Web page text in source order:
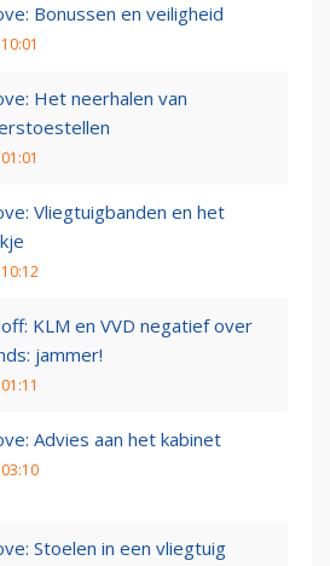
Bonussen en veiligheid
Het neerhalen van
Vliegtuigbanden en het
KLM en VVD negatief over
jammer!
Advies aan het kabinet
Stoelen in een vliegtuig